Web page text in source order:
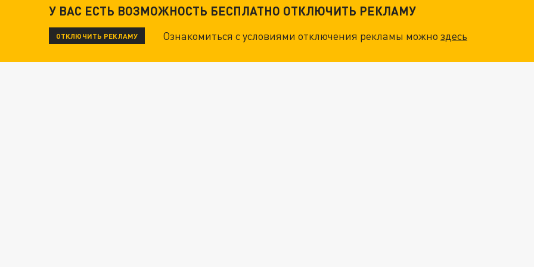
У ВАС ЕСТЬ ВОЗМОЖНОСТЬ БЕСПЛАТНО ОТКЛЮЧИТЬ РЕКЛАМУ
ОТКЛЮЧИТЬ РЕКЛАМУ Ознакомиться с условиями отключения рекламы можноздесь